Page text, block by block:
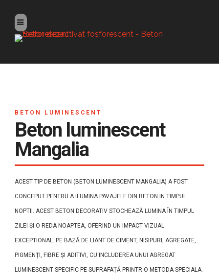
BETON LUMINESCENT
Beton luminescent
Mangalia
ACEST TIP DE BETON (BETON LUMINESCENT MANGALIA) A FOST
CONCEPUT PENTRU A ILUMINA PAVAJELE DIN BETON IN TIMPUL
NOPTII. ACEST BETON DECORATIV STOCHEAZĂ LUMINA ÎN TIMPUL
ZILEI ȘI O REDA NOAPTEA, OFERIND UN IMPACT VIZUAL
EXCEPTIONAL. PE BAZĂ DE LIANT DE CIMENT, NISIPURI, AGREGATE,
PIGMENȚI, FIBRE ȘI ADITIVI, CU INCLUDEREA UNUI AGREGAT
LUMINESCENT SPECIFIC PE SUPRAFAȚĂ PRINTR-O METODA SPECIALA.